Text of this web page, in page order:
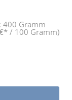
400 Gramm
/ 100 Gramm)